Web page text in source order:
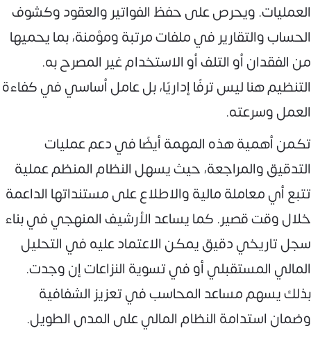
العمليات. ويحرص على حفظ الفواتير والعقود وكشوف
الحساب والتقارير في ملفات مرتبة ومؤمنة، بما يحميها
من الفقدان أو التلف أو الاستخدام غير المصرح به.
التنظيم هنا ليس ترفًا إداريًا، بل عامل أساسي في كفاءة
العمل وسرعته.
تكمن أهمية هذه المهمة أيضًا في دعم عمليات
التدقيق والمراجعة، حيث يسهل النظام المنظم عملية
تتبع أي معاملة مالية والاطلاع على مستنداتها الداعمة
خلال وقت قصير. كما يساعد الأرشيف المنهجي في بناء
سجل تاريخي دقيق يمكن الاعتماد عليه في التحليل
المالي المستقبلي أو في تسوية النزاعات إن وجدت.
بذلك يسهم مساعد المحاسب في تعزيز الشفافية
وضمان استدامة النظام المالي على المدى الطويل.